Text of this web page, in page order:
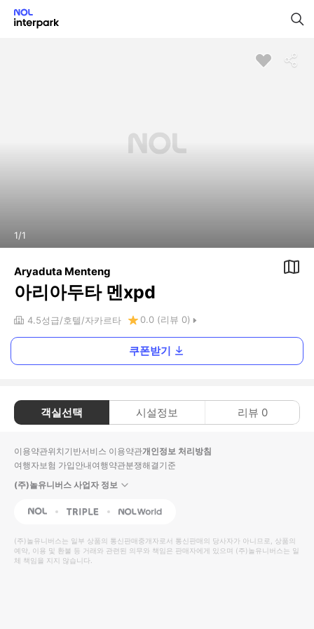
1/1
Aryaduta Menteng
아리아두타 멘xpd
4.5성급 호텔 자카르타 0.0 (리뷰 0)
쿠폰받기
객실선택 시설정보 리뷰 0
이용약관위치기반서비스 이용약관개인정보 처리방침
여행자보험 가입안내여행약관분쟁해결기준
(주)놀유니버스 사업자 정보
NOL Triple Interpark Global
(주)놀유니버스는 일부 상품의 통신판매중개자로서 통신판매의 당사자가 아니므로, 상품의
예약, 이용 및 환불 등 거래와 관련된 의무와 책임은 판매자에게 있으며 (주)놀유니버스는 일
체 책임을 지지 않습니다.